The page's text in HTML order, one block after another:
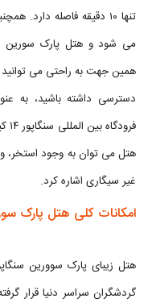
تنها ۱۰ دقیقه فاصله
می شود و هتل پارک سورین
همین جهت به راحتی می توانید
دسترسی داشته باشید، به
هتل می توان به وجود استخر،
غیر سیگاری اشاره کرد.
امکانات کلی هتل پارک
هتل زیبای پارک سوورین
گردشگران سراسر دنیا قرار